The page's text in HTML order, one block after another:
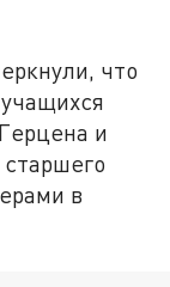
что
и
в